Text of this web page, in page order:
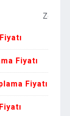
Zemin
Fiyatı
Fiyatı